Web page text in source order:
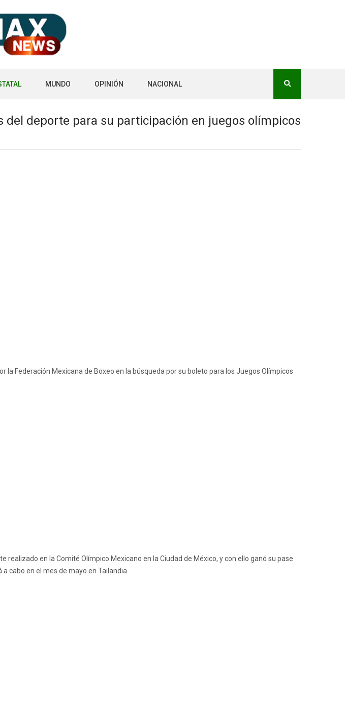
MUNDO OPINIÓN NACIONAL
deporte para su participación en juegos olímpicos
Federación Mexicana de Boxeo en la búsqueda por su boleto para los Juegos Olímpicos
en la Comité Olímpico Mexicano en la Ciudad de México, y con ello ganó su pase
cabo en el mes de mayo en Tailandia.